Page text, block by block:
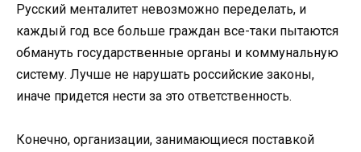
Русский менталитет невозможно переделать, и
каждый год все больше граждан все-таки пытаются
обмануть государственные органы и коммунальную
систему. Лучше не нарушать российские законы,
иначе придется нести за это ответственность.
Конечно, организации, занимающиеся поставкой